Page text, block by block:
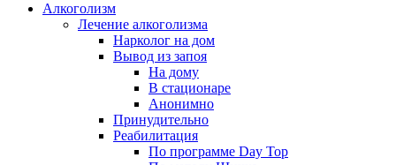
Алкоголизм
Лечение алкоголизма
Нарколог на дом
Вывод из запоя
На дому
В стационаре
Анонимно
Принудительно
Реабилитация
По программе Day Top